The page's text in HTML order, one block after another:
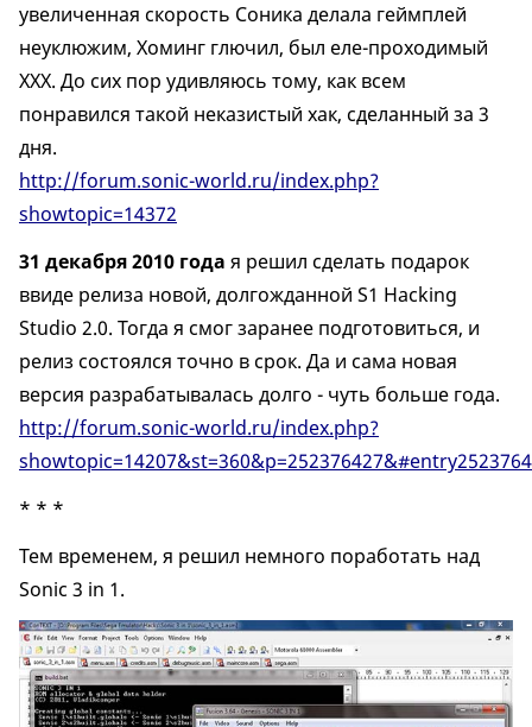
увеличенная скорость Соника делала геймплей
неуклюжим, Хоминг глючил, был еле-проходимый
ХХХ. До сих пор удивляюсь тому, как всем
понравился такой неказистый хак, сделанный за 3
дня.
http://forum.sonic-world.ru/index.php?
showtopic=14372
31 декабря 2010 года я решил сделать подарок
ввиде релиза новой, долгожданной S1 Hacking
Studio 2.0. Тогда я смог заранее подготовиться, и
релиз состоялся точно в срок. Да и сама новая
версия разрабатывалась долго - чуть больше года.
http://forum.sonic-world.ru/index.php?
* * *
Тем временем, я решил немного поработать над
Sonic 3 in 1.